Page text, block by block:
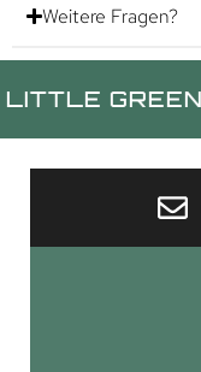
Weitere Fragen?
GREEN MEN.